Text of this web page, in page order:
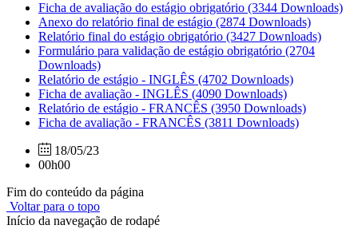
Ficha de avaliação do estágio obrigatório (3344 Downloads)
Anexo do relatório final de estágio (2874 Downloads)
Relatório final do estágio obrigatório (3427 Downloads)
Formulário para validação de estágio obrigatório (2704
Downloads)
Relatório de estágio - INGLÊS (4702 Downloads)
Ficha de avaliação - INGLÊS (4090 Downloads)
Relatório de estágio - FRANCÊS (3950 Downloads)
Ficha de avaliação - FRANCÊS (3811 Downloads)
18/05/23
00h00
Fim do conteúdo da página
Voltar para o topo
Início da navegação de rodapé